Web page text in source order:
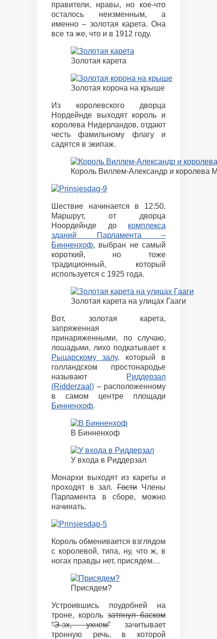
правители, нравы, но кое-что
осталось неизменным, а
именно – золотая карета. Она
все та же, что и в 1912 году.
Золотая карета
Золотая корона на крыше
Из королевского дворца
Нордейнде выходят король и
королева Нидерландов, отдают
честь фамильному флагу и
садятся в экипаж.
Король Виллем-Александр и королева
Шествие начинается в 12:50.
Маршрут, от дворца
Ноордейнде до комплекса
зданий Парламента –
Бинненхоф, выбран не самый
короткий, но тоже
традиционный, который
используется с 1925 года.
Золотая карета на улицах Гааги
Вот, золотая карета,
запряженная
принаряженными, по случаю,
лошадьми, лихо подкатывает к
Рыцарскому залу, который в
голландском простонародье
называют
Риддерзал
(Ridderzaal) – расположенному
в самом центре площади
Бинненхоф.
В Бинненхоф
У входа в Риддерзал
Монархи выходят из кареты и
проходят в зал.ГостиЧлены
Парламента в сборе, можно
начинать.
Король обменивается взглядом
с королевой, типа, ну, что ж, в
ногах правды нет, присядем…
Присядем?
Устроившись поудобней на
троне, король затянул баском
“Э-эх, ухнем”зачитывает
тронную речь, в которой